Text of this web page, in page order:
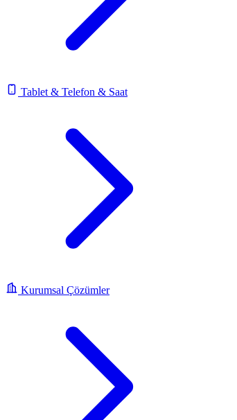
Tablet & Telefon & Saat
Kurumsal Çözümler